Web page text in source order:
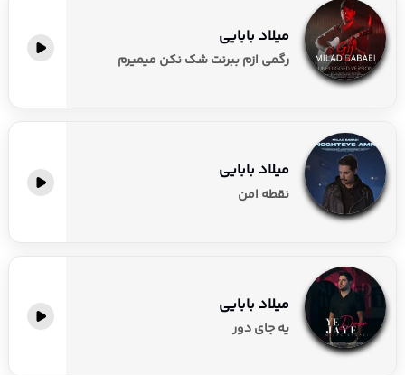
میلاد بابایی
رگمی ازم ببرنت شک نکن میمیرم
میلاد بابایی
نقطه امن
میلاد بابایی
یه جای دور